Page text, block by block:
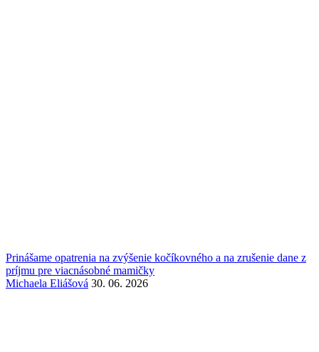
Prinášame opatrenia na zvýšenie kočíkovného a na zrušenie dane z
príjmu pre viacnásobné mamičky
Michaela Eliášová 30. 06. 2026